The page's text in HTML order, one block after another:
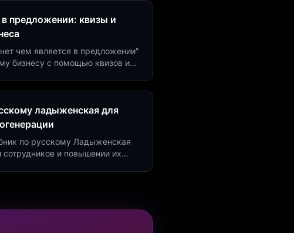
предложении: квизы и
чем является в предложении"
бизнесу с помощью квизов и
ладыженская для
по русскому Ладыженская
сотрудников и повышении их